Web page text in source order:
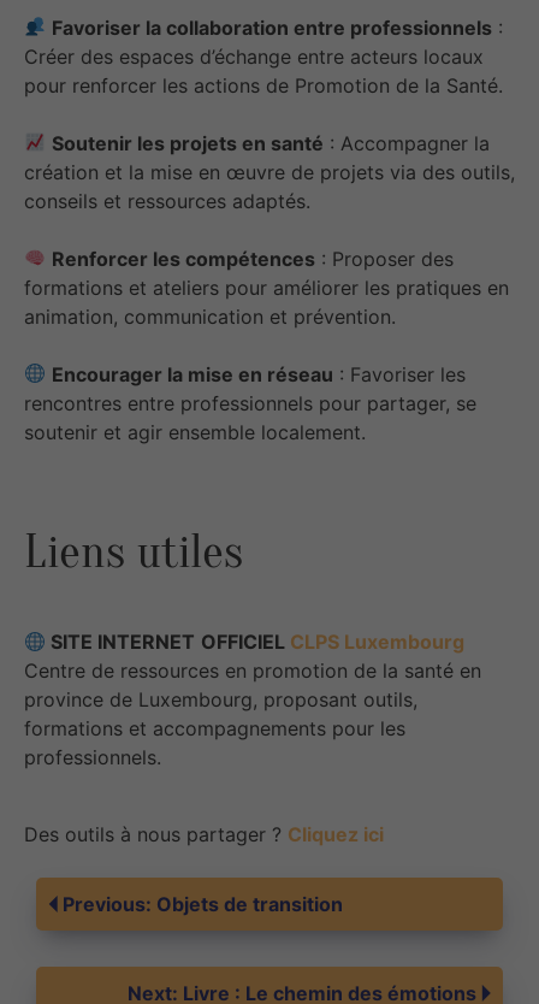
Favoriser la collaboration entre professionnels :
Créer des espaces d’échange entre acteurs locaux
pour renforcer les actions de Promotion de la Santé.
Soutenir les projets en santé : Accompagner la
création et la mise en œuvre de projets via des outils,
conseils et ressources adaptés.
Renforcer les compétences : Proposer des
formations et ateliers pour améliorer les pratiques en
animation, communication et prévention.
Encourager la mise en réseau : Favoriser les
rencontres entre professionnels pour partager, se
soutenir et agir ensemble localement.
Liens utiles
SITE INTERNET OFFICIEL CLPS Luxembourg
Centre de ressources en promotion de la santé en
province de Luxembourg, proposant outils,
formations et accompagnements pour les
professionnels.
Des outils à nous partager ? Cliquez ici
Navigation
de
Previous: Objets de transition
Next: Livre : Le chemin des émotions